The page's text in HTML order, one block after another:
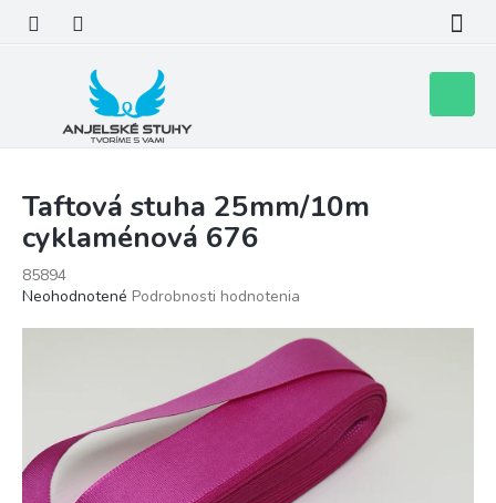
obsah
košík
Taftová stuha 25mm/10m
cyklaménová 676
85894
Priemerné
hviezdičiek.
Neohodnotené Podrobnosti hodnotenia